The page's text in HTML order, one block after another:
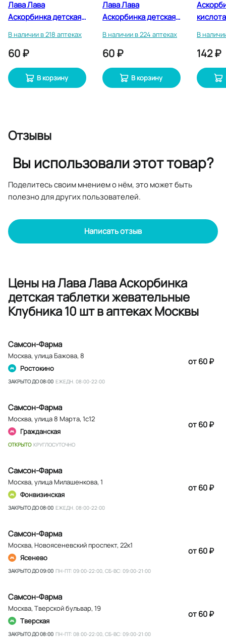
Лава Лава
Аскорбинка детская
жевательные 10 шт
В наличии в 218 аптеках
60 ₽
В корзину
Лава Лава
Аскорбинка детская
жевательные
Апельсин 10 шт
В наличии в 224 аптеках
60 ₽
В корзину
В
142 ₽
Отзывы
Вы использовали этот товар?
Поделитесь своим мнением о нём, это может быть
полезно для других пользователей.
Написать отзыв
Цены на Лава Лава Аскорбинка
детская таблетки жевательные
Клубника 10 шт в аптеках Москвы
Самсон-Фарма
Москва, улица Бажова, 8
Ростокино
ЗАКРЫТО ДО 08:00 ЕЖЕДН. 08:00-22:00
от 60 ₽
Самсон-Фарма
Москва, улица 8 Марта, 1с12
Гражданская
ОТКРЫТО КРУГЛОСУТОЧНО
от 60 ₽
Самсон-Фарма
Москва, улица Милашенкова, 1
Фонвизинская
ЗАКРЫТО ДО 08:00 ЕЖЕДН. 08:00-22:00
от 60 ₽
Самсон-Фарма
Москва, Новоясеневский проспект, 22к1
Ясенево
ЗАКРЫТО ДО 09:00 ПН-ПТ: 09:00-22:00, СБ-ВС: 09:00-21:00
от 60 ₽
Самсон-Фарма
Москва, Тверской бульвар, 19
Тверская
ЗАКРЫТО ДО 08:00 ПН-ПТ: 08:00-22:00, СБ-ВС: 09:00-21:00
от 60 ₽